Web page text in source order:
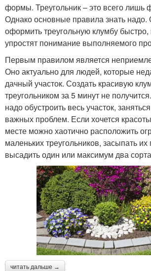
формы. Треугольник – это всего лишь
Однако основные правила знать надо.
оформить треугольную клумбу быстро,
упростят понимание выполняемого
Первым правилом является
Оно актуально для людей, которые
дачный участок. Создать красивую
треугольником за 5 минут не
надо обустроить весь участок,
важных проблем. Если хочется
месте можно хаотично расположить
маленьких треугольников, засыпать их
высадить один или максимум два
читать дальше →